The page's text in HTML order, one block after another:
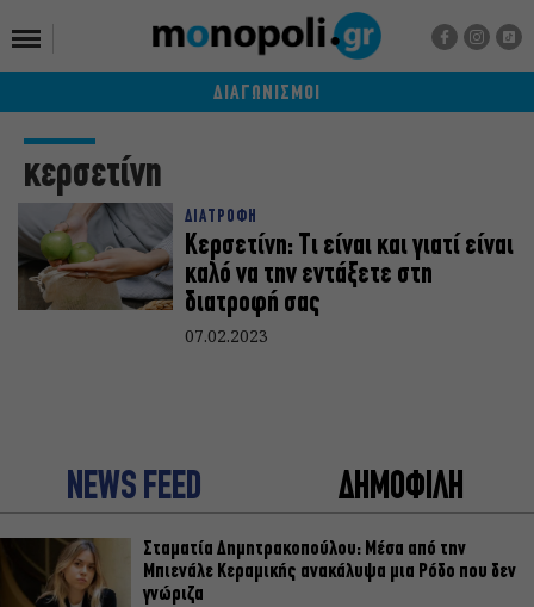
ΔΙΑΓΩΝΙΣΜΟΙ
κερσετίνη
ΔΙΑΤΡΟΦΗ
Κερσετίνη: Τι είναι και γιατί είναι
καλό να την εντάξετε στη
διατροφή σας
07.02.2023
NEWS FEED ΔΗΜΟΦΙΛΗ
Σταματία Δημητρακοπούλου: Μέσα από την
Μπιενάλε Κεραμικής ανακάλυψα μια Ρόδο που δεν
γνώριζα